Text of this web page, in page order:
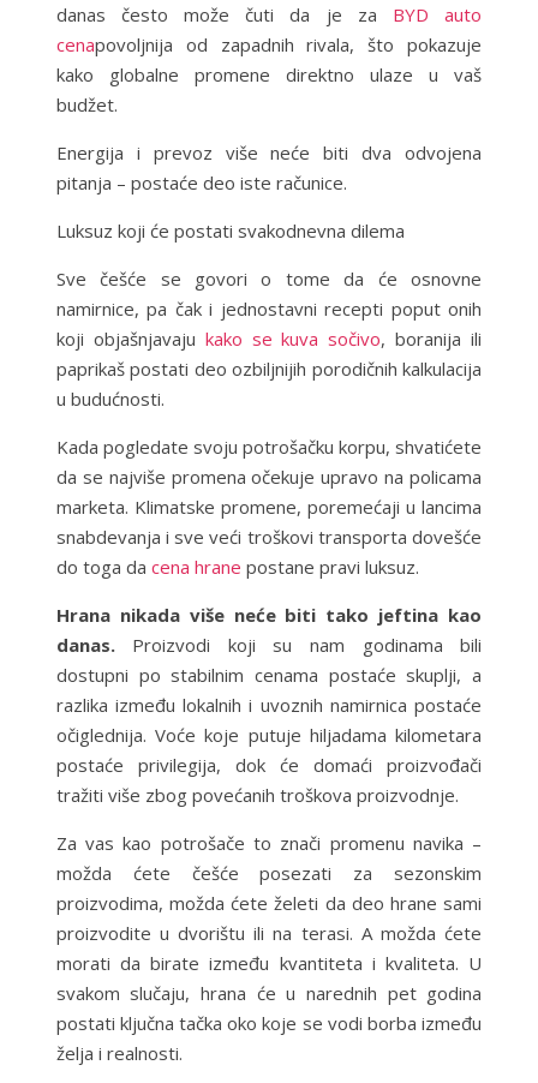
danas često može čuti da je za BYD auto
cenapovoljnija od zapadnih rivala, što pokazuje
kako globalne promene direktno ulaze u vaš
budžet.
Energija i prevoz više neće biti dva odvojena
pitanja – postaće deo iste računice.
Luksuz koji će postati svakodnevna dilema
Sve češće se govori o tome da će osnovne
namirnice, pa čak i jednostavni recepti poput onih
koji objašnjavaju kako se kuva sočivo, boranija ili
paprikaš postati deo ozbiljnijih porodičnih kalkulacija
u budućnosti.
Kada pogledate svoju potrošačku korpu, shvatićete
da se najviše promena očekuje upravo na policama
marketa. Klimatske promene, poremećaji u lancima
snabdevanja i sve veći troškovi transporta dovešće
do toga da cena hrane postane pravi luksuz.
Hrana nikada više neće biti tako jeftina kao
danas.Proizvodi koji su nam godinama bili
dostupni po stabilnim cenama postaće skuplji, a
razlika između lokalnih i uvoznih namirnica postaće
očiglednija. Voće koje putuje hiljadama kilometara
postaće privilegija, dok će domaći proizvođači
tražiti više zbog povećanih troškova proizvodnje.
Za vas kao potrošače to znači promenu navika –
možda ćete češće posezati za sezonskim
proizvodima, možda ćete želeti da deo hrane sami
proizvodite u dvorištu ili na terasi. A možda ćete
morati da birate između kvantiteta i kvaliteta. U
svakom slučaju, hrana će u narednih pet godina
postati ključna tačka oko koje se vodi borba između
želja i realnosti.